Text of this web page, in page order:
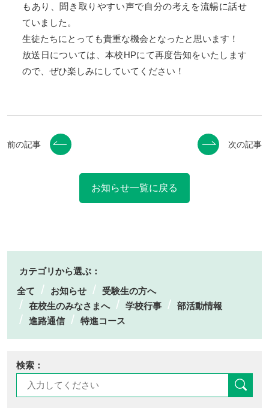
もあり、聞き取りやすい声で自分の考えを流暢に話せ
ていました。
生徒たちにとっても貴重な機会となったと思います！
放送日については、本校HPにて再度告知をいたします
ので、ぜひ楽しみにしていてください！
前の記事
お知らせ一覧に戻る
次の記事
カテゴリから選ぶ：
全て
お知らせ
受験生の方へ
在校生のみなさまへ
学校行事
部活動情報
進路通信
特進コース
検索：